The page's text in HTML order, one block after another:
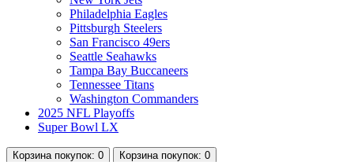
Philadelphia Eagles
Pittsburgh Steelers
San Francisco 49ers
Seattle Seahawks
Tampa Bay Buccaneers
Tennessee Titans
Washington Commanders
2025 NFL Playoffs
Super Bowl LX
Корзина покупок: 0 Корзина покупок: 0